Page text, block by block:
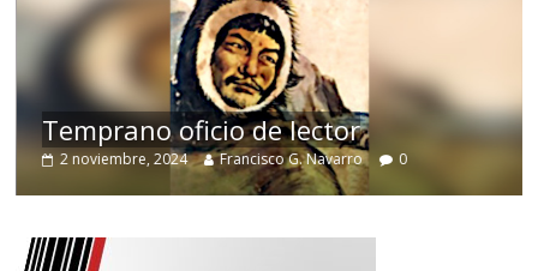
Temprano oficio de lector
2 noviembre, 2024 Francisco G. Navarro 0